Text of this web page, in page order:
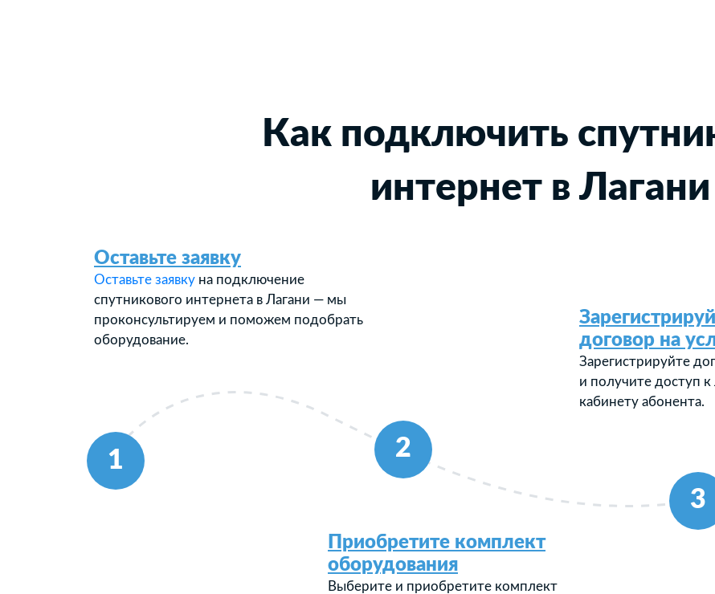
Как подключить
интернет в Лагани
1
2
3
Оставьте заявку
Оставьте заявку на подключение
спутникового интернета в Лагани — мы
проконсультируем и поможем подобрать
оборудование.
Приобретите комплект
оборудования
Выберите и приобретите комплект
договор на
Зарегистрируйте
и получите доступ
кабинету абонента.